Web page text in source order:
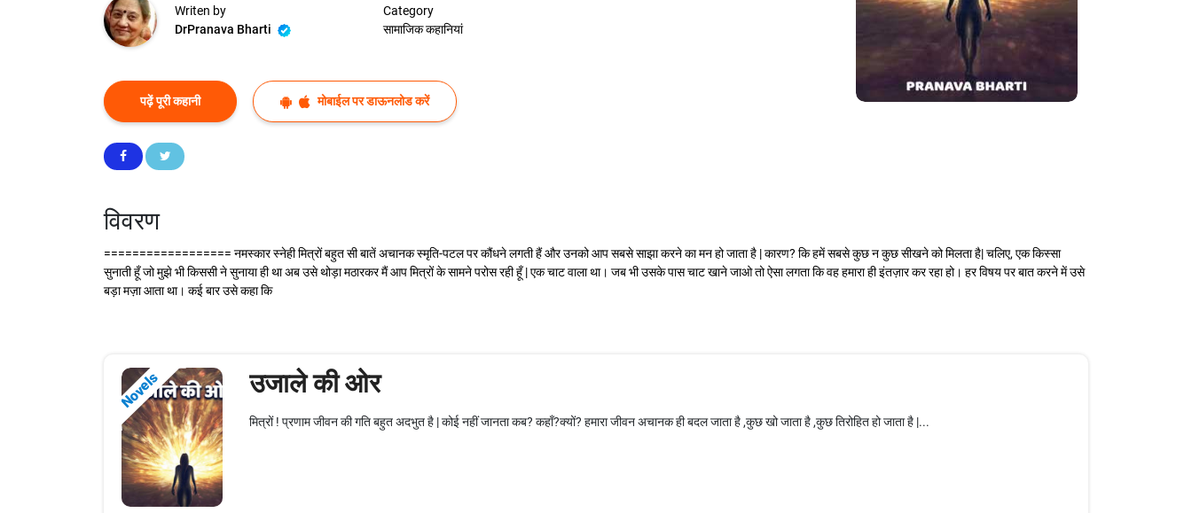
Writen by
DrPranava Bharti
Category
सामाजिक कहानियां
पढ़ें पूरी कहानी मोबाईल पर डाऊनलोड करें
विवरण
================== नमस्कार स्नेही मित्रों बहुत सी बातें अचानक स्मृति-पटल पर कौंधने लगती हैं और उनको आप सबसे साझा करने का मन हो जाता है | कारण? कि हमें सबसे कुछ न कुछ सीखने को मिलता है| चलिए, एक किस्सा
सुनाती हूँ जो मुझे भी किससी ने सुनाया ही था अब उसे थोड़ा मठारकर मैं आप मित्रों के सामने परोस रही हूँ | एक चाट वाला था। जब भी उसके पास चाट खाने जाओ तो ऐसा लगता कि वह हमारा ही इंतज़ार कर रहा हो। हर विषय पर बात करने में उसे
बड़ा मज़ा आता था। कई बार उसे कहा कि
Novels उजाले की ओर
मित्रों ! प्रणाम जीवन की गति बहुत अदभुत है | कोई नहीं जानता कब? कहाँ?क्यों? हमारा जीवन अचानक ही बदल जाता है ,कुछ खो जाता है ,कुछ तिरोहित हो जाता है |...